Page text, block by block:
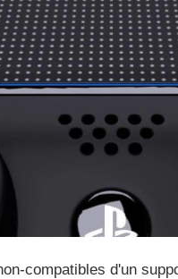
compatibles d'un